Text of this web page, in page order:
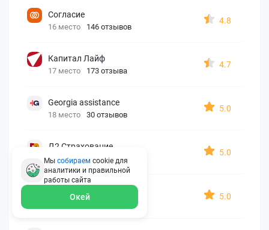
Согласие
16 место 146 отзывов
4.8
Капитал Лайф
17 место 173 отзыва
4.7
Georgia assistance
18 место 30 отзывов
5.0
Д2 Страхование
19 место 10 отзывов
5.0
20 место 7 отзывов
5.0
Мы собираем cookie для
аналитики и правильной
работы сайта
Окей